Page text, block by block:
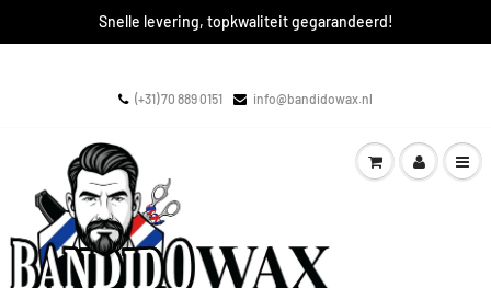
Snelle levering, topkwaliteit gegarandeerd!
(+31) 70 889 0151 info@bandidowax.nl